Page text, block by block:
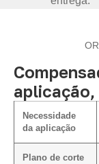
Necessidade
da aplicação
Plano de corte